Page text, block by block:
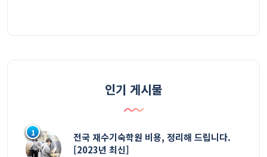
인기 게시물
1
전국 재수기숙학원 비용, 정리해 드립니다.
[2023년 최신]